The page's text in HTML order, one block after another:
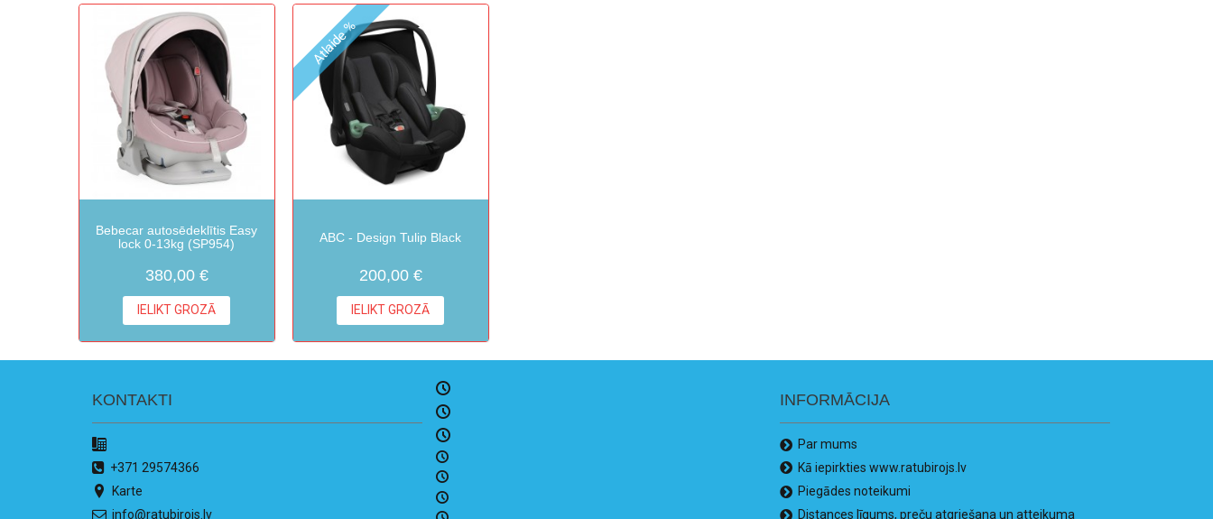
Bebecar autosēdeklītis Easy
lock 0-13kg (SP954)
380,00 €
IELIKT GROZĀ
Atlaide %
ABC - Design Tulip Black
200,00 €
IELIKT GROZĀ
KONTAKTI
+371 29574366
Karte
info@ratubirojs.lv
INFORMĀCIJA
Par mums
Kā iepirkties www.ratubirojs.lv
Piegādes noteikumi
Distances līgums, preču atgriešana un atteikuma